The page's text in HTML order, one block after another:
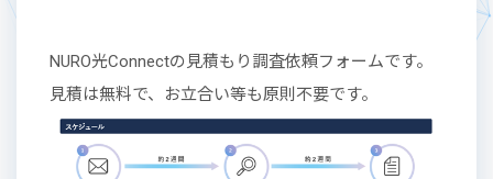
NURO光Connectの見積もり調査依頼フォームです。
見積は無料で、お立合い等も原則不要です。